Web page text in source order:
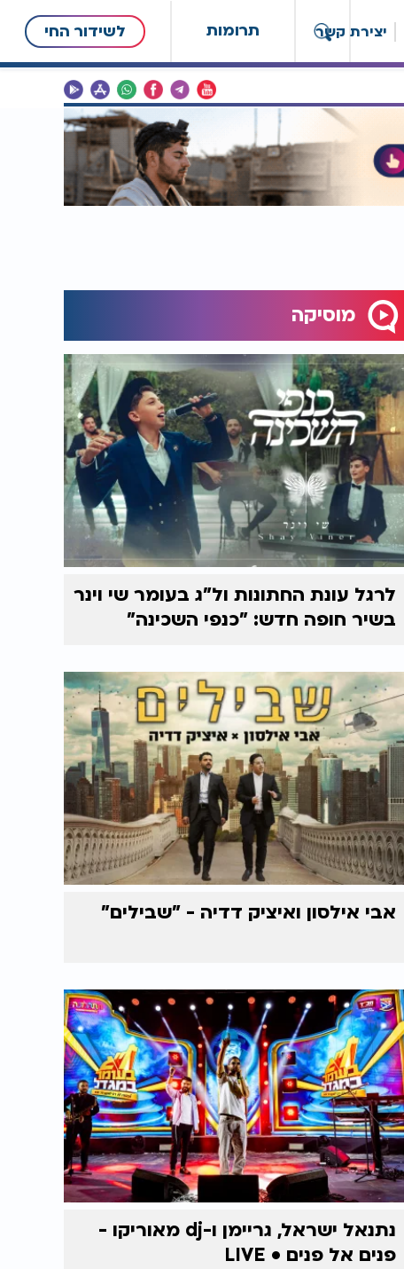
תרומות לשידור החי יצירת קשר
מוסיקה
לרגל עונת החתונות ול"ג בעומר שי וינר
בשיר חופה חדש: "כנפי השכינה"
אבי אילסון ואיציק דדיה - "שבילים"
נתנאל ישראל, גריימן ו-dj מאוריקו -
פנים אל פנים • LIVE